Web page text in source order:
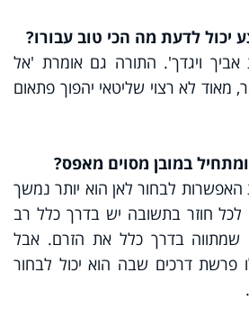
יכול לדעת מה הכי טוב עבורו?
ויגדך'. התורה גם אומרת 'אל
מאוד לא רצוי שליטאי יהפוך פתאום
במובן מסוים מאפס?
לבחור לאן הוא יותר נמשך
לכל חוזר בתשובה יש בדרך כלל רב
שמתווה בדרך כלל את הזרם. אבל
פרשת דרכים שבה הוא יכול לבחור